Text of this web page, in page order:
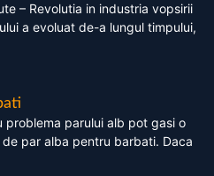
– Revolutia in industria vopsirii
a evoluat de-a lungul timpului,
problema parului alb pot gasi o
par alba pentru barbati. Daca